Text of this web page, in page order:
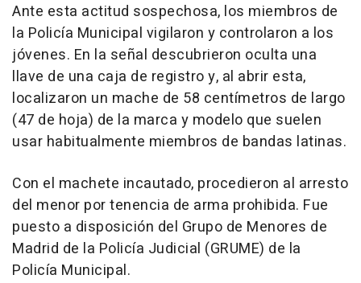
Ante esta actitud sospechosa, los miembros de
la Policía Municipal vigilaron y controlaron a los
jóvenes. En la señal descubrieron oculta una
llave de una caja de registro y, al abrir esta,
localizaron un mache de 58 centímetros de largo
(47 de hoja) de la marca y modelo que suelen
usar habitualmente miembros de bandas latinas.
Con el machete incautado, procedieron al arresto
del menor por tenencia de arma prohibida. Fue
puesto a disposición del Grupo de Menores de
Madrid de la Policía Judicial (GRUME) de la
Policía Municipal.